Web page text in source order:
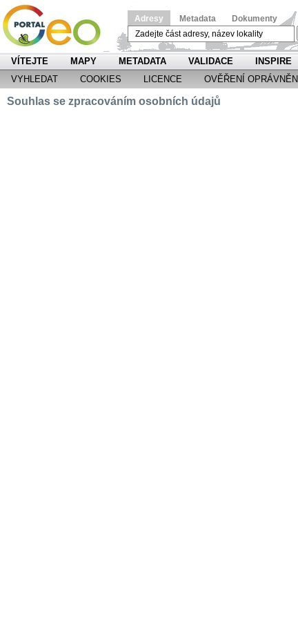
Adresy Metadata Dokumenty
VÍTEJTE MAPY METADATA VALIDACE INSPIRE
VYHLEDAT
COOKIES LICENCE OVĚŘENÍ OPRÁVNĚNÍ
Souhlas se zpracováním osobních údajů